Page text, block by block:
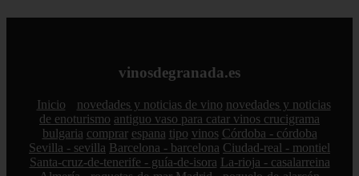
vinosdegranada.es
Inicio novedades y noticias de vino novedades y noticias
de enoturismo antiguo vaso para catar vinos crucigrama
bulgaria comprar espana tipo vinos Córdoba - córdoba
Sevilla - sevilla Barcelona - barcelona Ciudad-real - montiel
Santa-cruz-de-tenerife - guía-de-isora La-rioja - casalarreina